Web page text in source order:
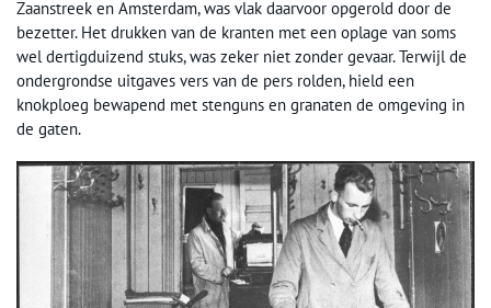
Zaanstreek en Amsterdam, was vlak daarvoor opgerold door de
bezetter. Het drukken van de kranten met een oplage van soms
wel dertigduizend stuks, was zeker niet zonder gevaar. Terwijl de
ondergrondse uitgaves vers van de pers rolden, hield een
knokploeg bewapend met stenguns en granaten de omgeving in
de gaten.